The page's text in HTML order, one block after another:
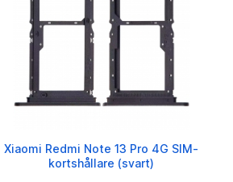
Xiaomi Redmi Note 13 Pro 4G SIM-
kortshållare (svart)